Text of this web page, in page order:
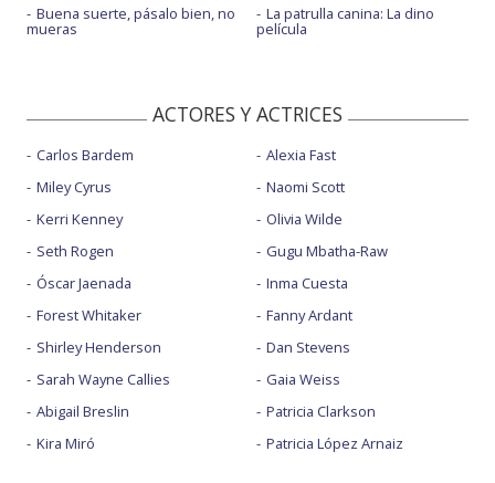
Buena suerte, pásalo bien, no
mueras
La patrulla canina: La dino
película
ACTORES Y ACTRICES
Carlos Bardem
Miley Cyrus
Kerri Kenney
Seth Rogen
Óscar Jaenada
Forest Whitaker
Shirley Henderson
Sarah Wayne Callies
Abigail Breslin
Kira Miró
Alexia Fast
Naomi Scott
Olivia Wilde
Gugu Mbatha-Raw
Inma Cuesta
Fanny Ardant
Dan Stevens
Gaia Weiss
Patricia Clarkson
Patricia López Arnaiz